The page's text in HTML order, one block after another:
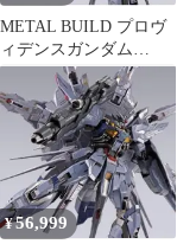
METAL BUILD プロヴ
ィデンスガンダム
CLIMAX BATTLE
¥56,999